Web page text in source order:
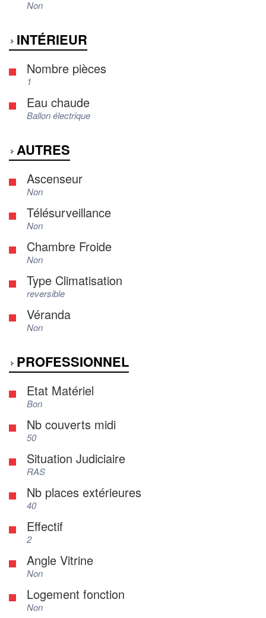
Non
INTÉRIEUR
Nombre pièces
1
Eau chaude
Ballon électrique
AUTRES
Ascenseur
Non
Télésurveillance
Non
Chambre Froide
Non
Type Climatisation
reversible
Véranda
Non
PROFESSIONNEL
Etat Matériel
Bon
Nb couverts midi
50
Situation Judiciaire
RAS
Nb places extérieures
40
Effectif
2
Angle Vitrine
Non
Logement fonction
Non